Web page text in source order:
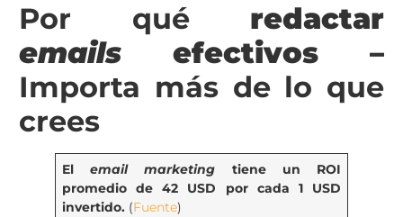
Por qué redactar
emails efectivos –
Importa más de lo que
crees
Elemail marketing tiene un ROI
promedio de 42 USD por cada 1 USD
invertido. (Fuente)